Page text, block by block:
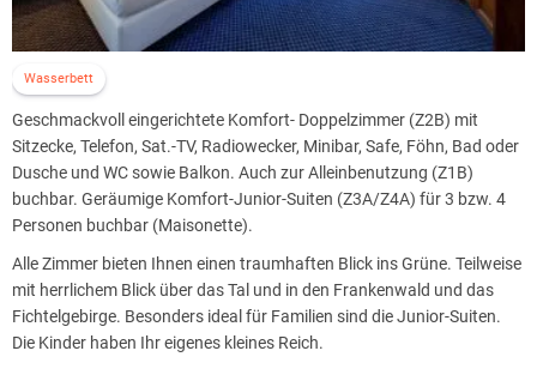
Wasserbett
Geschmackvoll eingerichtete Komfort- Doppelzimmer (Z2B) mit
Sitzecke, Telefon, Sat.-TV, Radiowecker, Minibar, Safe, Föhn, Bad oder
Dusche und WC sowie Balkon. Auch zur Alleinbenutzung (Z1B)
buchbar. Geräumige Komfort-Junior-Suiten (Z3A/Z4A) für 3 bzw. 4
Personen buchbar (Maisonette).
Alle Zimmer bieten Ihnen einen traumhaften Blick ins Grüne. Teilweise
mit herrlichem Blick über das Tal und in den Frankenwald und das
Fichtelgebirge. Besonders ideal für Familien sind die Junior-Suiten.
Die Kinder haben Ihr eigenes kleines Reich.